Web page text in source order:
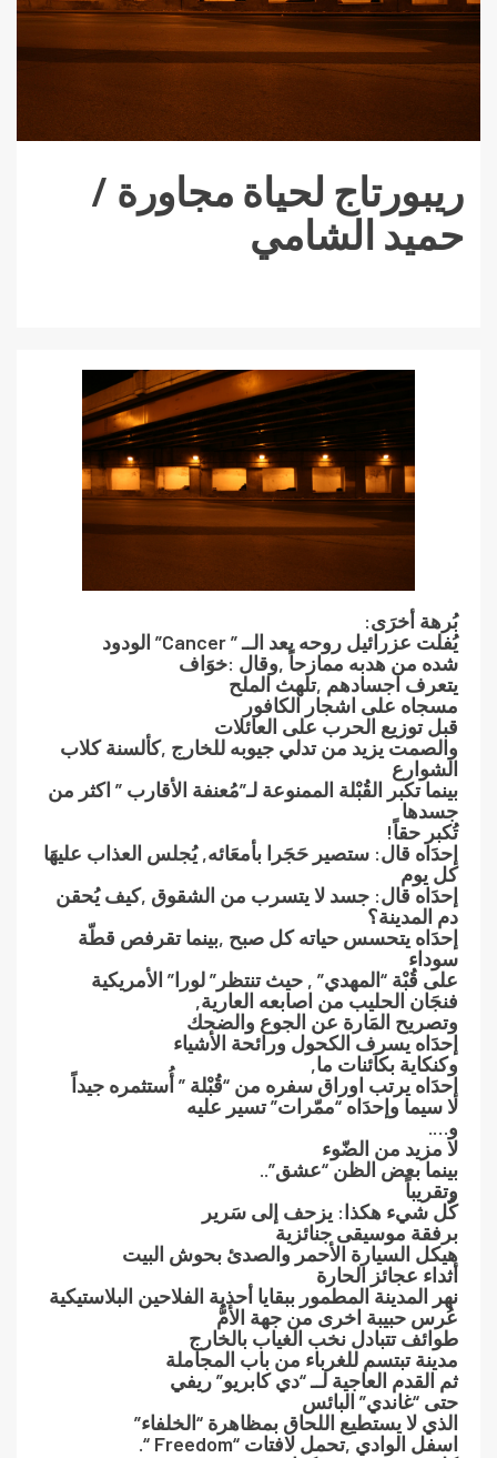
ريبورتاج لحياة مجاورة /
حميد الشامي
بُرهة أخرَى:
يُفلت عزرائيل روحه بعد الــ ” Cancer” الودود
شده من هدبه ممازحاً ,وقال :خوَاف
يتعرف اجسادهم ,تلهث الملح
مسجاه على اشجار الكافور
قبل توزيع الحرب على العائلات
والصمت يزيد من تدلي جيوبه للخارج ,كألسنة كلاب
الشوارع
بينما تكبر القُبْلة الممنوعة لـ”مُعنفة الأقارب ” اكثر من
جسدها
تُكبر حقاً!
إحدَاه قال: ستصير حَجَرا بأمعَائه, يُجلس العذاب عليهَا
كل يوم
إحدَاه قال: جسد لا يتسرب من الشقوق ,كيف يُحقن
دم المدينة؟
إحدَاه يتحسس حياته كل صبح ,بينما تقرفص قطّة
سوداء
على قُبْة “المهدي” , حيث تنتظر” لورا” الأمريكية
فنجَان الحليب من اصابعه العارية,
وتصريح المَارة عن الجوع والضحك
إحدَاه يسرف الكحول ورائحة الأشياء
وكنكاية بكاَئنات ما,
إحدَاه يرتب اوراق سفره من “قُبْلة ” أُستثمره جيداً
لا سيما وإحدَاه “ممّرات” تسير عليه
و….
لا مزيد من الضّوء
بينما بعض الظن “عشق”..
وتقريباً
كُل شيء هكذا: يزحف إلى سَرير
برفقة موسيقى جنائزية
هيكل السيارة الأحمر والصدئ بحوش البيت
أثداء عجائز الحارة
نهر المدينة المطمور ببقايا أحذية الفلاحين البلاستيكية
عُرس حبيبة اخرى من جهة الأمُّ
طوائف تتبادل نخب الغياب بالخارج
مدينة تبتسم للغرباء من باب المجاملة
ثم القدم العاجية لــ “دي كابريو” ريفي
حتى “غاندي” البائس
الذي لا يستطيع اللحاق بمظاهرة “الخلفاء”
اسفل الوادي ,تحمل لافتات “Freedom “.